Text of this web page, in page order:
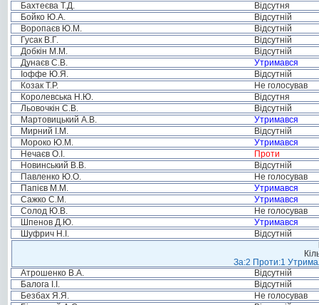
Бахтеєва Т.Д.
Відсутня
Бойко Ю.А.
Відсутній
Воропаєв Ю.М.
Відсутній
Гусак В.Г.
Відсутній
Добкін М.М.
Відсутній
Дунаєв С.В.
Утримався
Іоффе Ю.Я.
Відсутній
Козак Т.Р.
Не голосував
Королевська Н.Ю.
Відсутня
Льовочкін С.В.
Відсутній
Мартовицький А.В.
Утримався
Мирний І.М.
Відсутній
Мороко Ю.М.
Утримався
Нечаєв О.І.
Проти
Новинський В.В.
Відсутній
Павленко Ю.О.
Не голосував
Папієв М.М.
Утримався
Сажко С.М.
Утримався
Солод Ю.В.
Не голосував
Шпенов Д.Ю.
Утримався
Шуфрич Н.І.
Відсутній
За:2 Проти:1
Атрошенко В.А.
Відсутній
Балога І.І.
Відсутній
Безбах Я.Я.
Не голосував